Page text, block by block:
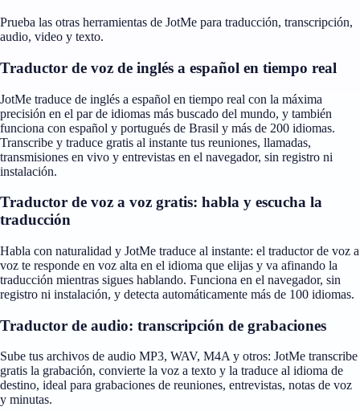
Prueba las otras herramientas de JotMe para traducción, transcripción,
audio, video y texto.
Traductor de voz de inglés a español en tiempo real
JotMe traduce de inglés a español en tiempo real con la máxima
precisión en el par de idiomas más buscado del mundo, y también
funciona con español y portugués de Brasil y más de 200 idiomas.
Transcribe y traduce gratis al instante tus reuniones, llamadas,
transmisiones en vivo y entrevistas en el navegador, sin registro ni
instalación.
Traductor de voz a voz gratis: habla y escucha la
traducción
Habla con naturalidad y JotMe traduce al instante: el traductor de voz a
voz te responde en voz alta en el idioma que elijas y va afinando la
traducción mientras sigues hablando. Funciona en el navegador, sin
registro ni instalación, y detecta automáticamente más de 100 idiomas.
Traductor de audio: transcripción de grabaciones
Sube tus archivos de audio MP3, WAV, M4A y otros: JotMe transcribe
gratis la grabación, convierte la voz a texto y la traduce al idioma de
destino, ideal para grabaciones de reuniones, entrevistas, notas de voz
y minutas.